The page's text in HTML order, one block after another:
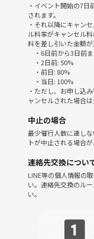
興味のある方は、ぜ
双子麻辣湯
※チャージ料と飲食代
※当日の仕入れ状況や
ございます。
※お店のルールや状況
ございます。
※やむを得ずお店を変
合がございます。
切の責任を負いかねます
※本イベントの参加は
ン、イベント直前のキ
為はご遠慮ください。
・イベント開始の7
されます。
・それ以降にキャン
ル料率がキャンセル
料を差し引いた金額が
・6日前から3日前
・2日前: 50%
・前日: 80%
・当日: 100%
・ただし、お申し込
ャンセルされた場合は
中止の場合
最少催行人数に達し
トが中止される場合
連絡先交換につい
LINE等の個人情報の
い。連絡先交換のル
い。